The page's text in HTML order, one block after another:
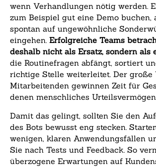
wenn Verhandlungen nötig werden.
zum Beispiel gut eine Demo buchen,
spontan auf ungewöhnliche
eingehen. Erfolgreiche Teams
deshalb nicht als Ersatz, sondern als
die Routinefragen abfängt, sortiert
richtige Stelle weiterleitet. Der große
Mitarbeitenden gewinnen Zeit für
denen menschliches
Damit das gelingt, sollten Sie den
des Bots bewusst eng stecken.
wenigen, klaren Anwendungsfällen
Sie nach Tests und Feedback. So
überzogene Erwartungen auf